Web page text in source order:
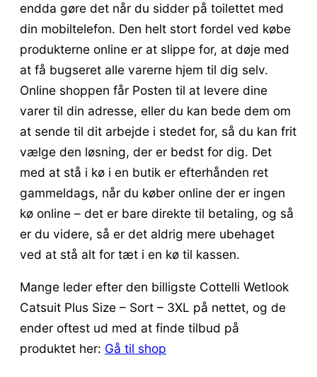
endda gøre det når du sidder på toilettet med
din mobiltelefon. Den helt stort fordel ved købe
produkterne online er at slippe for, at døje med
at få bugseret alle varerne hjem til dig selv.
Online shoppen får Posten til at levere dine
varer til din adresse, eller du kan bede dem om
at sende til dit arbejde i stedet for, så du kan frit
vælge den løsning, der er bedst for dig. Det
med at stå i kø i en butik er efterhånden ret
gammeldags, når du køber online der er ingen
kø online – det er bare direkte til betaling, og så
er du videre, så er det aldrig mere ubehaget
ved at stå alt for tæt i en kø til kassen.
Mange leder efter den billigste Cottelli Wetlook
Catsuit Plus Size – Sort – 3XL på nettet, og de
ender oftest ud med at finde tilbud på
produktet her: Gå til shop